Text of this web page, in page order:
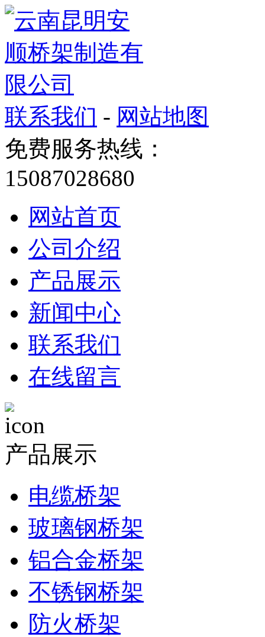
联系我们 - 网站地图
免费服务热线：
15087028680
网站首页
公司介绍
产品展示
新闻中心
联系我们
在线留言
产品展示
电缆桥架
玻璃钢桥架
铝合金桥架
不锈钢桥架
防火桥架